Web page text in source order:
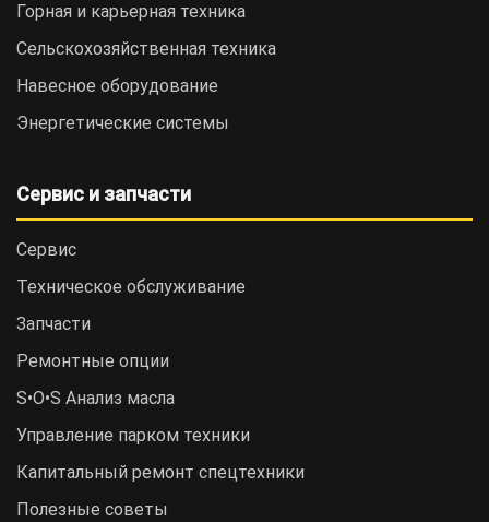
Горная и карьерная техника
Сельскохозяйственная техника
Навесное оборудование
Энергетические системы
Сервис и запчасти
Сервис
Техническое обслуживание
Запчасти
Ремонтные опции
S•O•S Анализ масла
Управление парком техники
Капитальный ремонт спецтехники
Полезные советы